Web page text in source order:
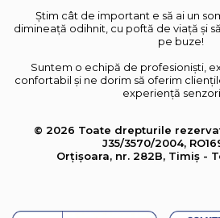
Știm cât de important e să ai un
dimineață odihnit, cu poftă de viață și
pe buze!
Suntem o echipă de profesioniști,
confortabil și ne dorim să oferim
experiență
© 2026 Toate drepturile
J35/3570/2004,
Orțișoara, nr. 282B, Timiș -